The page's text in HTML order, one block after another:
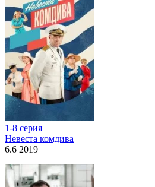
1-8 серия
Невеста комдива
6.6 2019